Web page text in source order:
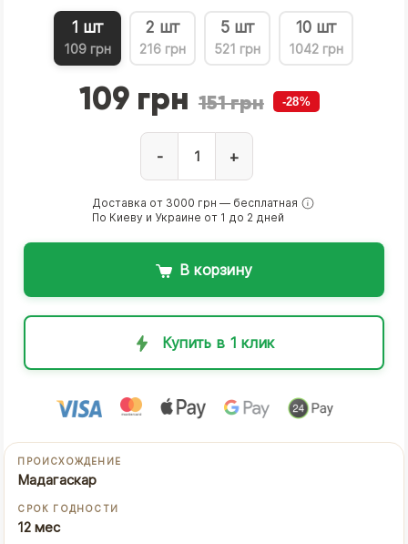
1 шт
109 грн
2 шт
216 грн
5 шт
521 грн
10 шт
1042 грн
109 грн 151 грн -28%
- +
Доставка от 3000 грн — бесплатная
По Киеву и Украине от 1 до 2 дней
В корзину
Купить в 1 клик
ПРОИСХОЖДЕНИЕ
Мадагаскар
СРОК ГОДНОСТИ
12 мес